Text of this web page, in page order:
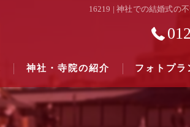
16219 | 神社での結婚式の
神社・寺院の紹介 フォトプラ